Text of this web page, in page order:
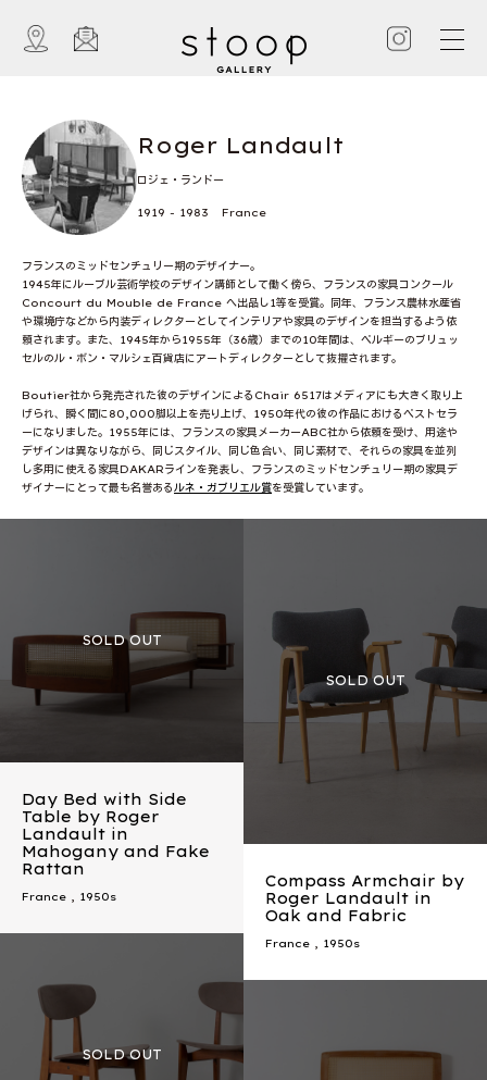
Roger Landault
ロジェ・ランドー
1919 - 1983 France
フランスのミッドセンチュリー期のデザイナー。
1945年にルーブル芸術学校のデザイン講師として働く傍ら、フランスの家具コンクール
Concourt du Mouble de France へ出品し1等を受賞。同年、フランス農林水産省
や環境庁などから内装ディレクターとしてインテリアや家具のデザインを担当するよう依
頼されます。また、1945年から1955年（36歳）までの10年間は、ベルギーのブリュッ
セルのル・ボン・マルシェ百貨店にアートディレクターとして抜擢されます。
Boutier社から発売された彼のデザインによるChair 6517はメディアにも大きく取り上
げられ、瞬く間に80,000脚以上を売り上げ、1950年代の彼の作品におけるベストセラ
ーになりました。1955年には、フランスの家具メーカーABC社から依頼を受け、用途や
デザインは異なりながら、同じスタイル、同じ色合い、同じ素材で、それらの家具を並列
し多用に使える家具DAKARラインを発表し、フランスのミッドセンチュリー期の家具デ
ザイナーにとって最も名誉あるルネ・ガブリエル賞を受賞しています。
Day Bed with Side
Table by Roger
Landault in
Mahogany and Fake
Rattan
France , 1950s
Compass Armchair by
Roger Landault in
Oak and Fabric
France , 1950s